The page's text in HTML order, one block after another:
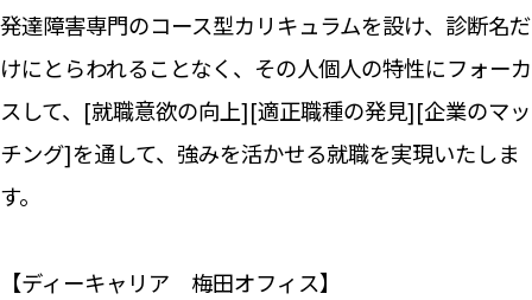
発達障害専門のコース型カリキュラムを設け、診断名だ
けにとらわれることなく、その人個人の特性にフォーカ
スして、[就職意欲の向上][適正職種の発見][企業のマッ
チング]を通して、強みを活かせる就職を実現いたしま
す。
【ディーキャリア 梅田オフィス】